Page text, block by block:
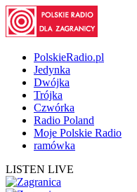
PolskieRadio.pl
Jedynka
Dwójka
Trójka
Czwórka
Radio Poland
Moje Polskie Radio
ramówka
LISTEN LIVE